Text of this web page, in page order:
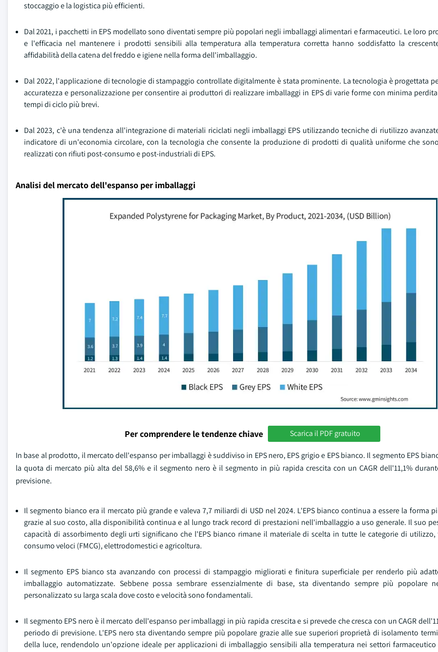
stoccaggio e la logistica più efficienti.
Dal 2021, i pacchetti in EPS modellato sono diventati sempre più popolari negli imballaggi alimentari e farmaceutici. Le loro
e l'efficacia nel mantenere i prodotti sensibili alla temperatura alla temperatura corretta hanno soddisfatto la
affidabilità della catena del freddo e igiene nella forma dell'imballaggio.
Dal 2022, l'applicazione di tecnologie di stampaggio controllate digitalmente è stata prominente. La tecnologia è progettata
accuratezza e personalizzazione per consentire ai produttori di realizzare imballaggi in EPS di varie forme con minima
tempi di ciclo più brevi.
Dal 2023, c'è una tendenza all'integrazione di materiali riciclati negli imballaggi EPS utilizzando tecniche di riutilizzo
indicatore di un'economia circolare, con la tecnologia che consente la produzione di prodotti di qualità uniforme che
realizzati con rifiuti post-consumo e post-industriali di EPS.
Analisi del mercato dell'espanso per imballaggi
Per comprendere le tendenze chiave Scarica il PDF gratuito
In base al prodotto, il mercato dell'espanso per imballaggi è suddiviso in EPS nero, EPS grigio e EPS bianco. Il segmento EPS
la quota di mercato più alta del 58,6% e il segmento nero è il segmento in più rapida crescita con un CAGR dell'11,1%
previsione.
Il segmento bianco era il mercato più grande e valeva 7,7 miliardi di USD nel 2024. L'EPS bianco continua a essere la forma
grazie al suo costo, alla disponibilità continua e al lungo track record di prestazioni nell'imballaggio a uso generale. Il suo
capacità di assorbimento degli urti significano che l'EPS bianco rimane il materiale di scelta in tutte le categorie di
consumo veloci (FMCG), elettrodomestici e agricoltura.
Il segmento EPS bianco sta avanzando con processi di stampaggio migliorati e finitura superficiale per renderlo più
imballaggio automatizzate. Sebbene possa sembrare essenzialmente di base, sta diventando sempre più popolare
personalizzato su larga scala dove costo e velocità sono fondamentali.
Il segmento EPS nero è il mercato dell'espanso per imballaggi in più rapida crescita e si prevede che cresca con un CAGR
periodo di previsione. L'EPS nero sta diventando sempre più popolare grazie alle sue superiori proprietà di isolamento
della luce, rendendolo un'opzione ideale per applicazioni di imballaggio sensibili alla temperatura nei settori